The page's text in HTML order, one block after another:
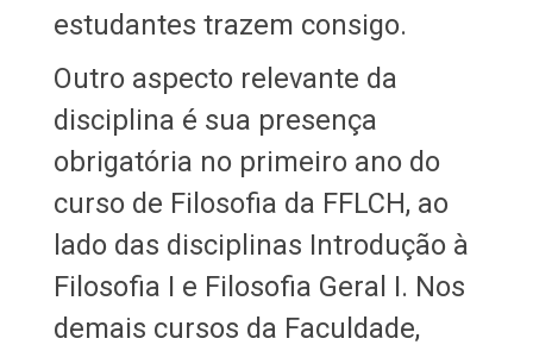
estudantes trazem consigo.
Outro aspecto relevante da
disciplina é sua presença
obrigatória no primeiro ano do
curso de Filosofia da FFLCH, ao
lado das disciplinas Introdução à
Filosofia I e Filosofia Geral I. Nos
demais cursos da Faculdade,